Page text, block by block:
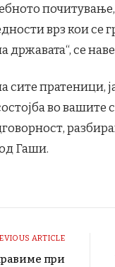
врз кои се
државата“, се
сите пратеници,
во
Гаши.
ARTICLE
при